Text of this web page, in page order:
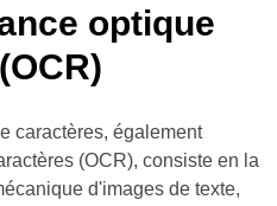
optique
caractères, également
(OCR), consiste en la
d'images de texte,